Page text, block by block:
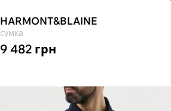
HARMONT&BLAINE
сумка
9 482 грн